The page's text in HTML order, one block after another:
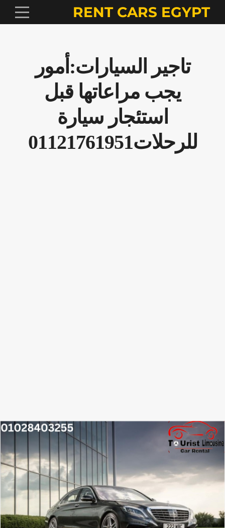
RENT CARS EGYPT
تاجير السيارات:أمور
يجب مراعاتها قبل
استئجار سيارة
للرحلات01121761951